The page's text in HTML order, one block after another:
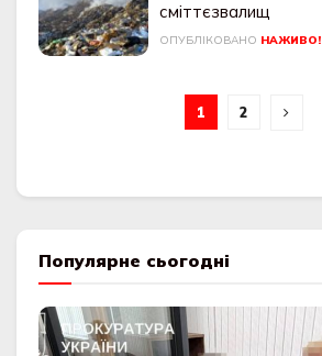
сміттєзвалищ
ОПУБЛІКОВАНО НАЖИВО!
1 2
Популярне сьогодні